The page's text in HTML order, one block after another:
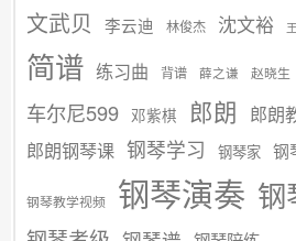
文武贝 李云迪 林俊杰 沈文裕
简谱 练习曲 背谱 薛之谦 赵晓生
车尔尼599 邓紫棋 郎朗 郎朗
郎朗钢琴课 钢琴学习 钢琴家 钢
钢琴教学视频 钢琴演奏 钢